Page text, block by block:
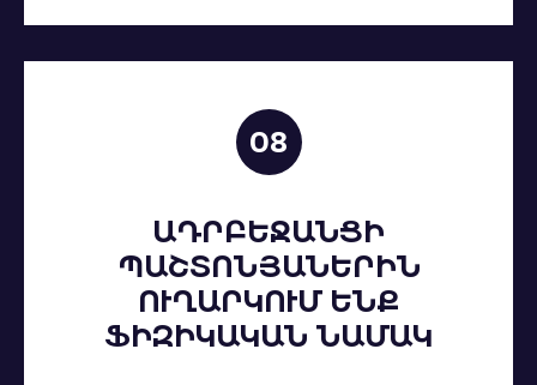
08
ԱԴՐԲԵՋԱՆՑԻ
ՊԱՇՏՈՆՅԱՆԵՐԻՆ
ՈՒՂԱՐԿՈՒՄ ԵՆՔ
ՖԻԶԻԿԱԿԱՆ ՆԱՄԱԿ